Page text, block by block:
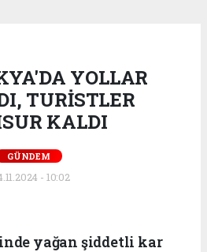
YOLLAR
TURİSTLER
KALDI
GÜNDEM
- 10:02
yağan şiddetli kar